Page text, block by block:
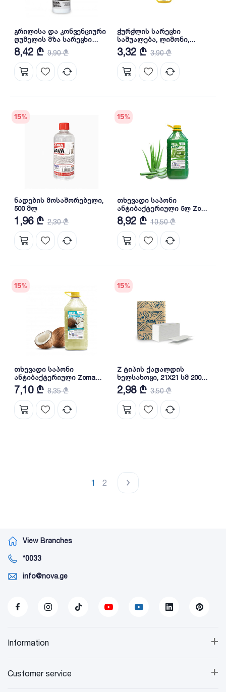
გრილისა და კონვენციური
ღუმელის მზა სარეცხი
საშუალება, 600 მლ
8,42 ₾ 9,90 ₾
ჭურჭლის სარეცხი
საშუალება, ლიმონი,
zoma5502 - 500 მლ
3,32 ₾ 3,90 ₾
15%
ნადების მოსაშორებელი,
500 მლ
1,96 ₾ 2,30 ₾
15%
თხევადი საპონი
ანტიბაქტერიული 5ლ Zoma
Aloe (PET)
8,92 ₾ 10,50 ₾
15%
თხევადი საპონი
ანტიბაქტერიული Zoma
Coconut 5L (PET)
7,10 ₾ 8,35 ₾
15%
Z ტიპის ქაღალდის
ხელსახოცი, 21X21 სმ 200
ცალი; 2-ფენიანი
2,98 ₾ 3,50 ₾
1 2
View Branches
*0033
info@nova.ge
+
Information
+
Customer service